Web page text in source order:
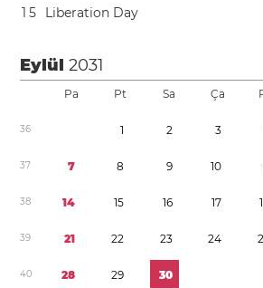
1 5 Liberation Day
Eylül2031
Pa Pt Sa Ça
36 1 2 3
37 7 8 9 10
38 14 15 16 17 1
39 21 22 23 24 2
40 28 29 30